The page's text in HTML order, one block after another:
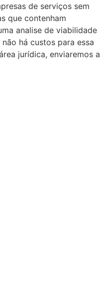
de serviços sem
que contenham
analise de viabilidade
há custos para essa
jurídica, enviaremos a